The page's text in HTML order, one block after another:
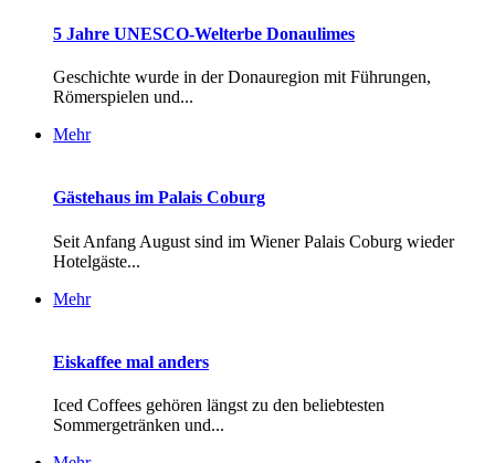
5 Jahre UNESCO-Welterbe Donaulimes
Geschichte wurde in der Donauregion mit Führungen,
Römerspielen und...
Mehr
Gästehaus im Palais Coburg
Seit Anfang August sind im Wiener Palais Coburg wieder
Hotelgäste...
Mehr
Eiskaffee mal anders
Iced Coffees gehören längst zu den beliebtesten
Sommergetränken und...